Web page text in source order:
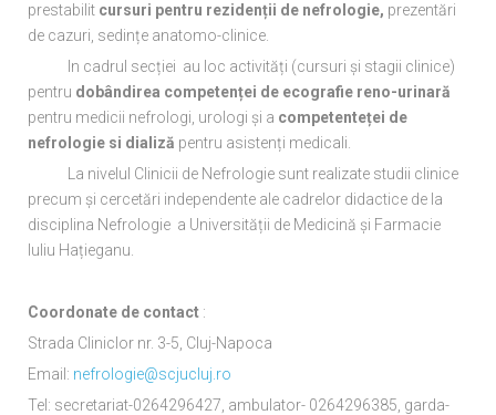
prestabilit cursuri pentru rezidenții de nefrologie, prezentări
de cazuri, sedințe anatomo-clinice.
In cadrul secției au loc activități (cursuri și stagii clinice)
pentru dobândirea competenței de ecografie reno-urinară
pentru medicii nefrologi, urologi și a competenteței de
nefrologie si dializă pentru asistenți medicali.
La nivelul Clinicii de Nefrologie sunt realizate studii clinice
precum și cercetări independente ale cadrelor didactice de la
disciplina Nefrologie a Universității de Medicină și Farmacie
Iuliu Hațieganu.
Coordonate de contact :
Strada Cliniclor nr. 3-5, Cluj-Napoca
Email: nefrologie@scjucluj.ro
Tel: secretariat-0264296427, ambulator- 0264296385, garda-